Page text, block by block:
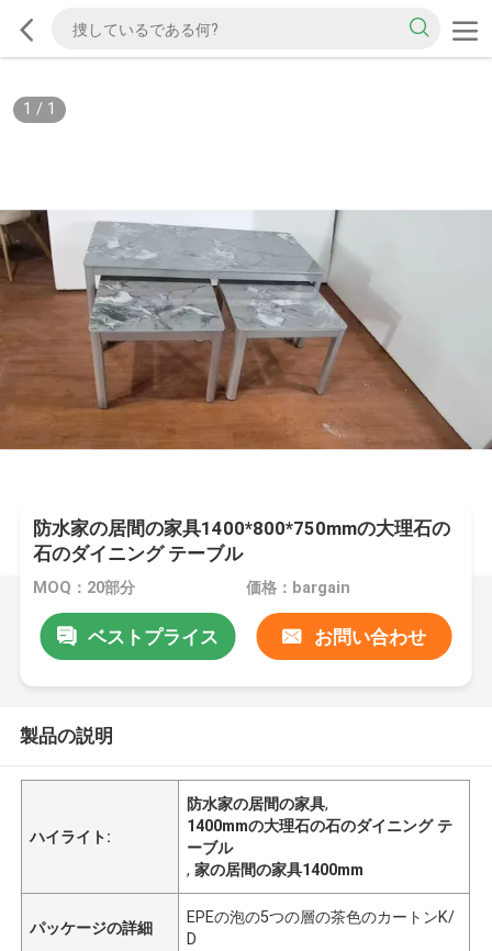
1 / 1
防水家の居間の家具1400*800*750mmの大理石の
石のダイニング テーブル
MOQ：20部分 価格：bargain
ベストプライス お問い合わせ
製品の説明
ハイライト:
防水家の居間の家具,
1400mmの大理石の石のダイニング テ
ーブル
,家の居間の家具1400mm
パッケージの詳細
EPEの泡の5つの層の茶色のカートンK/
D